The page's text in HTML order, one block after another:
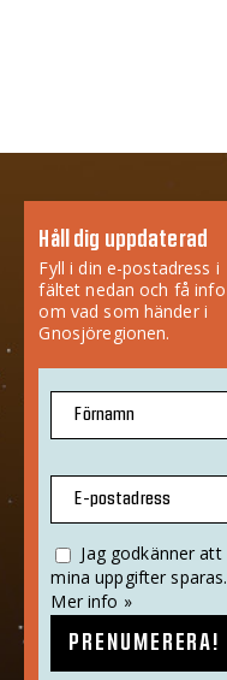
Håll dig uppdaterad
Fyll i din e-postadress i
fältet nedan och få info
om vad som händer i
Gnosjöregionen.
Förnamn
E-postadress
Jag godkänner att
mina uppgifter sparas.
Mer info »
PRENUMERERA!